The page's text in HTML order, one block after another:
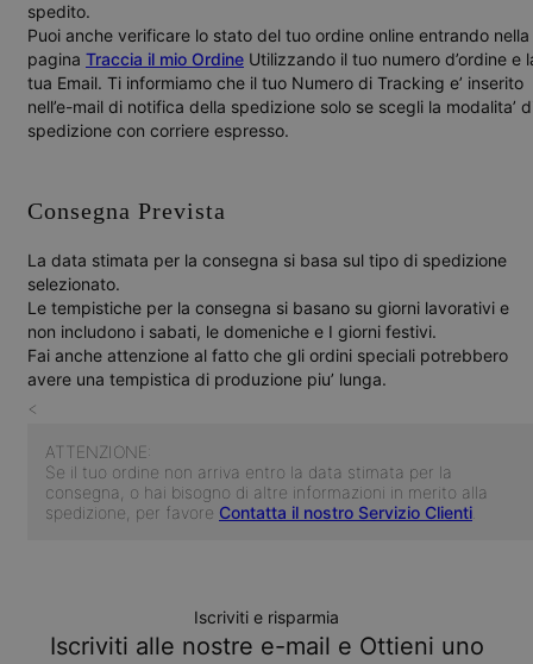
spedito.
Puoi anche verificare lo stato del tuo ordine online entrando nella
pagina Traccia il mio Ordine Utilizzando il tuo numero d’ordine e
tua Email. Ti informiamo che il tuo Numero di Tracking e’ inserito
nell’e-mail di notifica della spedizione solo se scegli la modalita’
spedizione con corriere espresso.
Consegna Prevista
La data stimata per la consegna si basa sul tipo di spedizione
selezionato.
Le tempistiche per la consegna si basano su giorni lavorativi e
non includono i sabati, le domeniche e I giorni festivi.
Fai anche attenzione al fatto che gli ordini speciali potrebbero
avere una tempistica di produzione piu’ lunga.
<
ATTENZIONE:
Se il tuo ordine non arriva entro la data stimata per la
consegna, o hai bisogno di altre informazioni in merito alla
spedizione, per favore Contatta il nostro Servizio Clienti
Iscriviti e risparmia
Iscriviti alle nostre e-mail e Ottieni uno